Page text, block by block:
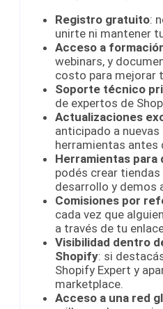
Registro gratuito:
unirte ni mantener
Acceso a
webinars, y
costo para mejorar
Soporte técnico
de expertos de
Actualizaciones
anticipado a
herramientas antes
Herramientas para
podés crear
desarrollo y demos
Comisiones por
cada vez que
a través de tu
Visibilidad dentro
Shopify: si
Shopify Expert y
marketplace.
Acceso a una red